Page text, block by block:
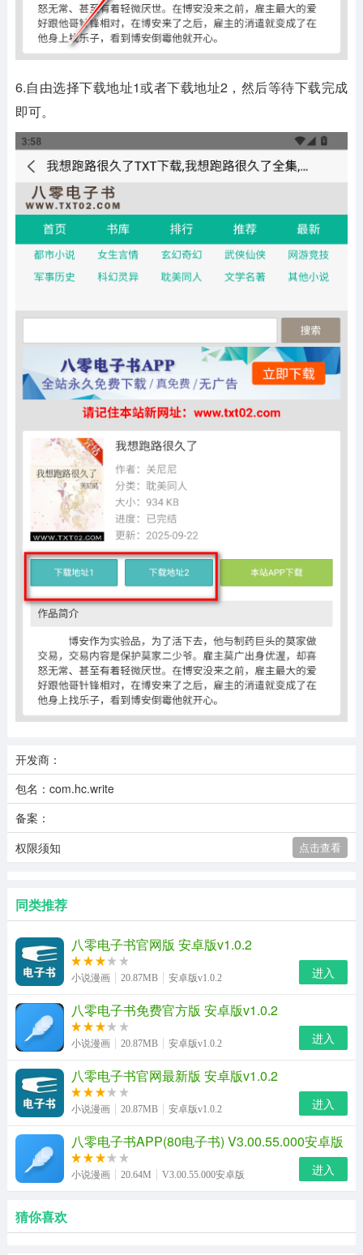
6.自由选择下载地址1或者下载地址2，然后等待下载完成
即可。
开发商：
包名：com.hc.write
备案：
权限须知
点击查看
同类推荐
八零电子书官网版 安卓版v1.0.2
小说漫画 20.87MB 安卓版v1.0.2 进入
八零电子书免费官方版 安卓版v1.0.2
小说漫画 20.87MB 安卓版v1.0.2 进入
八零电子书官网最新版 安卓版v1.0.2
小说漫画 20.87MB 安卓版v1.0.2 进入
八零电子书APP(80电子书) V3.00.55.000安卓版
小说漫画 20.64M V3.00.55.000安卓版 进入
猜你喜欢